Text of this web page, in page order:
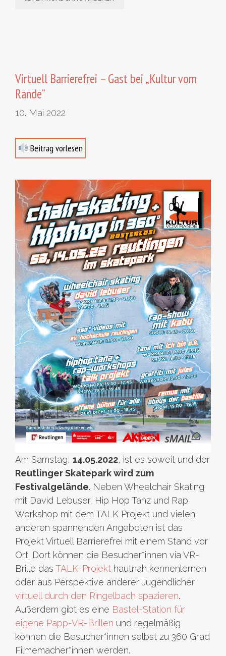
Virtuell Barrierefrei – Gast bei „Kultur vom
Rande“
10. Mai 2022
Beitrag vorlesen
Am Samstag, 14.05.2022, ist es soweit und der
Reutlinger Skatepark wird zum
Festivalgelände. Neben Wheelchair Skating
mit David Lebuser, Hip Hop Tanz und Rap
Workshop mit dem TALK Projekt und vielen
anderen spannenden Angeboten ist das
Projekt Virtuell Barrierefrei mit einem Stand vor
Ort. Dort können die Besucher*innen via VR-
Brille das TALK-Projekt hautnah kennenlernen
oder aus Perspektive anderer Jugendlicher
virtuell durch den Ringelbach spazieren.
Außerdem gibt es eine Bastel-Station für
eigene Papp-VR-Brillen und regelmäßig
können die Besucher*innen selbst zu 360 Grad
Filmemacher*innen werden.